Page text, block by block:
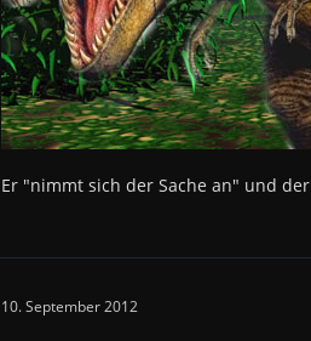
Er "nimmt sich der Sache an" und
10. September 2012